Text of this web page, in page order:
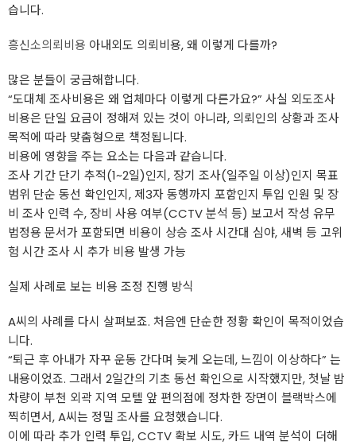
습니다.
흥신소의뢰비용 아내외도 의뢰비용, 왜 이렇게 다를까?
많은 분들이 궁금해합니다.
“도대체 조사비용은 왜 업체마다 이렇게 다른가요?” 사실 외도조사
비용은 단일 요금이 정해져 있는 것이 아니라, 의뢰인의 상황과 조사
목적에 따라 맞춤형으로 책정됩니다.
비용에 영향을 주는 요소는 다음과 같습니다.
조사 기간 단기 추적(1~2일)인지, 장기 조사(일주일 이상)인지 목표
범위 단순 동선 확인인지, 제3자 동행까지 포함인지 투입 인원 및 장
비 조사 인력 수, 장비 사용 여부(CCTV 분석 등) 보고서 작성 유무
법정용 문서가 포함되면 비용이 상승 조사 시간대 심야, 새벽 등 고위
험 시간 조사 시 추가 비용 발생 가능
실제 사례로 보는 비용 조정 진행 방식
A씨의 사례를 다시 살펴보죠. 처음엔 단순한 정황 확인이 목적이었습
니다.
“퇴근 후 아내가 자꾸 운동 간다며 늦게 오는데, 느낌이 이상하다” 는
내용이었죠. 그래서 2일간의 기초 동선 확인으로 시작했지만, 첫날 밤
차량이 부천 외곽 지역 모텔 앞 편의점에 정차한 장면이 블랙박스에
찍히면서, A씨는 정밀 조사를 요청했습니다.
이에 따라 추가 인력 투입, CCTV 확보 시도, 카드 내역 분석이 더해